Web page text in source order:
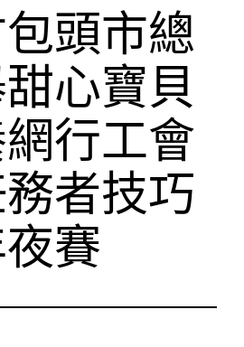
頭市總
心寶貝
行工會
者技巧
賽